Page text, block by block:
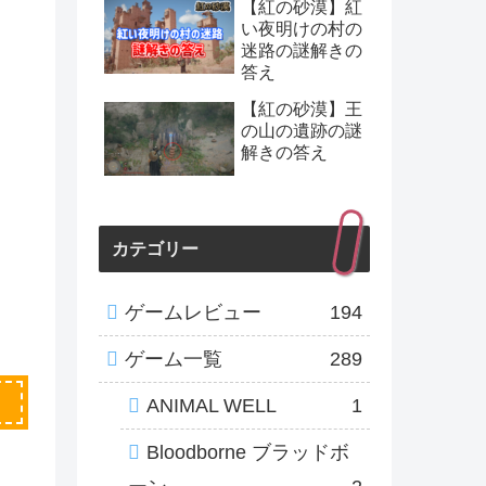
【紅の砂漠】紅
い夜明けの村の
迷路の謎解きの
答え
【紅の砂漠】王
の山の遺跡の謎
解きの答え
カテゴリー
ゲームレビュー 194
ゲーム一覧 289
ANIMAL WELL 1
Bloodborne ブラッドボ